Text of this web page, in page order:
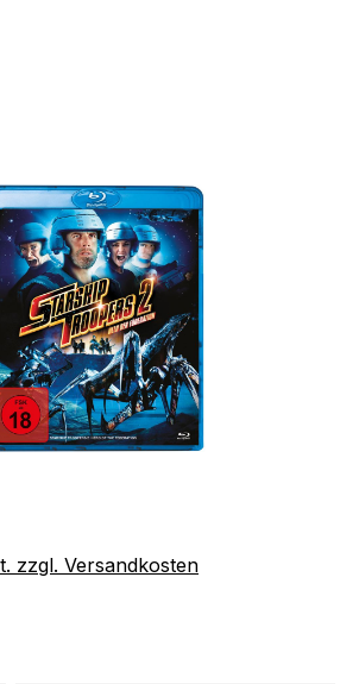
zzgl. Versandkosten